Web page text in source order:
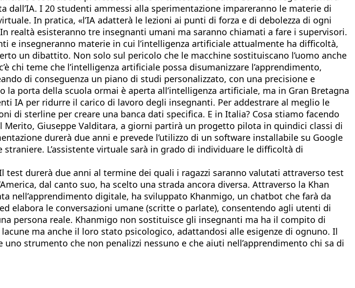
I 20 studenti ammessi alla sperimentazione impareranno le materie di
In pratica, «l’IA adatterà le lezioni ai punti di forza e di debolezza di ogni
realtà esisteranno tre insegnanti umani ma saranno chiamati a fare i supervisori.
e insegneranno materie in cui l’intelligenza artificiale attualmente ha difficoltà,
un dibattito. Non solo sul pericolo che le macchine sostituiscano l’uomo anche
chi teme che l’intelligenza artificiale possa disumanizzare l’apprendimento,
di conseguenza un piano di studi personalizzato, con una precisione e
porta della scuola ormai è aperta all’intelligenza artificiale, ma in Gran Bretagna
IA per ridurre il carico di lavoro degli insegnanti. Per addestrare al meglio le
di sterline per creare una banca dati specifica. E in Italia? Cosa stiamo facendo
Giuseppe Valditara, a giorni partirà un progetto pilota in quindici classi di
durerà due anni e prevede l’utilizzo di un software installabile su Google
L’assistente virtuale sarà in grado di individuare le difficoltà di
durerà due anni al termine dei quali i ragazzi saranno valutati attraverso test
dal canto suo, ha scelto una strada ancora diversa. Attraverso la Khan
nell’apprendimento digitale, ha sviluppato Khanmigo, un chatbot che farà da
elabora le conversazioni umane (scritte o parlate), consentendo agli utenti di
persona reale. Khanmigo non sostituisce gli insegnanti ma ha il compito di
ma anche il loro stato psicologico, adattandosi alle esigenze di ognuno. Il
strumento che non penalizzi nessuno e che aiuti nell’apprendimento chi sa di